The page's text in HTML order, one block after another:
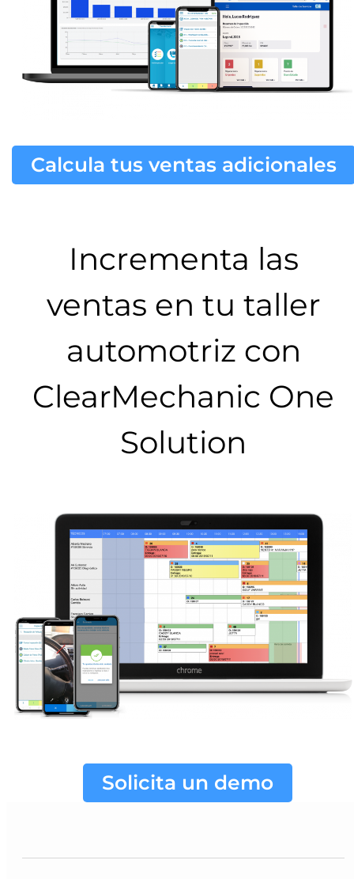
Calcula tus ventas adicionales
Incrementa las
ventas en tu taller
automotriz con
ClearMechanic One
Solution
Solicita un demo